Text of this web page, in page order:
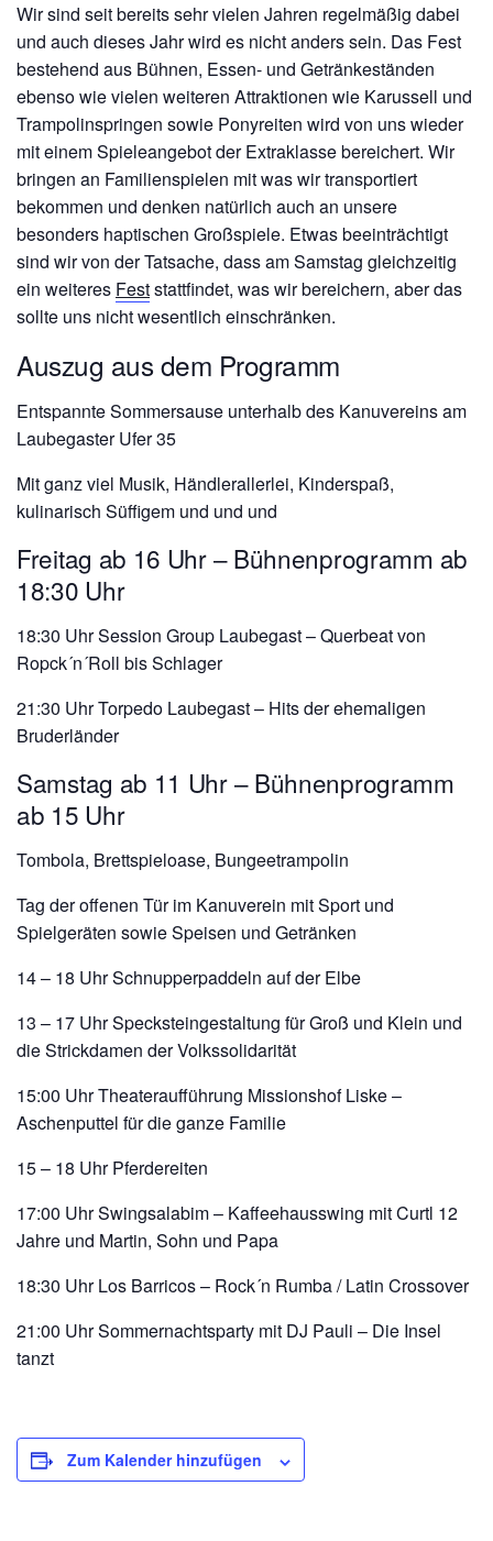
Wir sind seit bereits sehr vielen Jahren regelmäßig dabei
und auch dieses Jahr wird es nicht anders sein. Das Fest
bestehend aus Bühnen, Essen- und Getränkeständen
ebenso wie vielen weiteren Attraktionen wie Karussell und
Trampolinspringen sowie Ponyreiten wird von uns wieder
mit einem Spieleangebot der Extraklasse bereichert. Wir
bringen an Familienspielen mit was wir transportiert
bekommen und denken natürlich auch an unsere
besonders haptischen Großspiele. Etwas beeinträchtigt
sind wir von der Tatsache, dass am Samstag gleichzeitig
ein weiteres Feststattfindet, was wir bereichern, aber das
sollte uns nicht wesentlich einschränken.
Auszug aus dem Programm
Entspannte Sommersause unterhalb des Kanuvereins am
Laubegaster Ufer 35
Mit ganz viel Musik, Händlerallerlei, Kinderspaß,
kulinarisch Süffigem und und und
Freitag ab 16 Uhr – Bühnenprogramm ab
18:30 Uhr
18:30 Uhr Session Group Laubegast – Querbeat von
Ropck´n´Roll bis Schlager
21:30 Uhr Torpedo Laubegast – Hits der ehemaligen
Bruderländer
Samstag ab 11 Uhr – Bühnenprogramm
ab 15 Uhr
Tombola, Brettspieloase, Bungeetrampolin
Tag der offenen Tür im Kanuverein mit Sport und
Spielgeräten sowie Speisen und Getränken
14 – 18 Uhr Schnupperpaddeln auf der Elbe
13 – 17 Uhr Specksteingestaltung für Groß und Klein und
die Strickdamen der Volkssolidarität
15:00 Uhr Theateraufführung Missionshof Liske –
Aschenputtel für die ganze Familie
15 – 18 Uhr Pferdereiten
17:00 Uhr Swingsalabim – Kaffeehausswing mit Curtl 12
Jahre und Martin, Sohn und Papa
18:30 Uhr Los Barricos – Rock´n Rumba / Latin Crossover
21:00 Uhr Sommernachtsparty mit DJ Pauli – Die Insel
tanzt
Zum Kalender hinzufügen